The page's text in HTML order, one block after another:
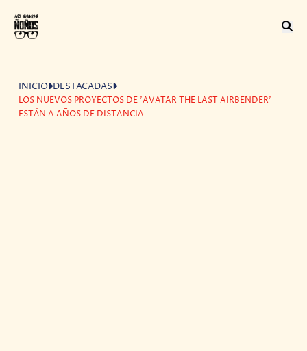
INICIO DESTACADAS
LOS NUEVOS PROYECTOS DE 'AVATAR THE LAST AIRBENDER'
ESTÁN A AÑOS DE DISTANCIA